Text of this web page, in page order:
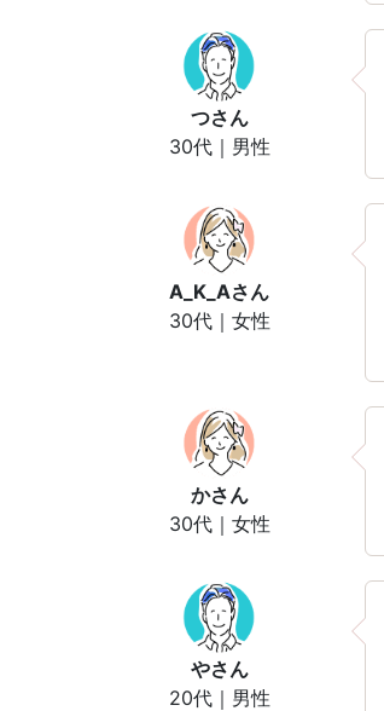
つさん
30代｜男性
A_K_Aさん
30代｜女性
かさん
30代｜女性
やさん
20代｜男性